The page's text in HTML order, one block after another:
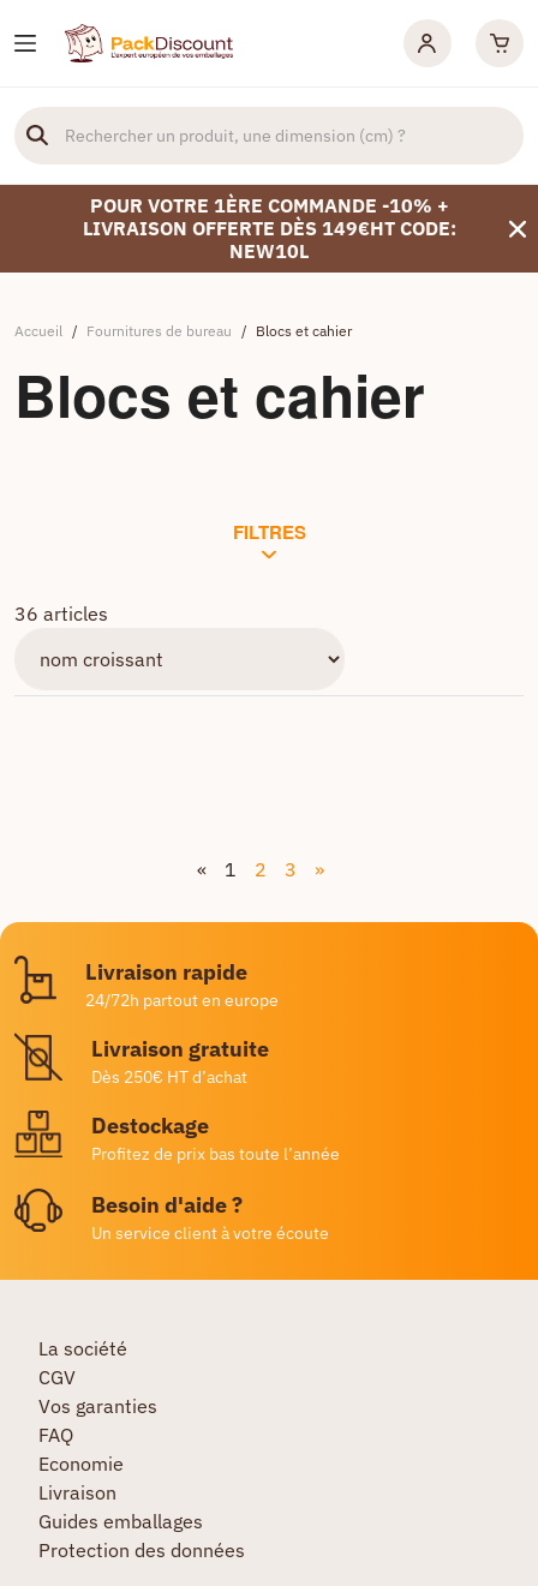
POUR VOTRE 1ÈRE COMMANDE -10% +
LIVRAISON OFFERTE DÈS 149€HT CODE:
NEW10L
Accueil / Fournitures de bureau / Blocs et cahier
Blocs et cahier
FILTRES
36 articles
« 1 2 3 »
Livraison rapide
24/72h partout en europe
Livraison gratuite
Dès 250€ HT d’achat
Destockage
Profitez de prix bas toute l’année
Besoin d'aide ?
Un service client à votre écoute
La société
CGV
Vos garanties
FAQ
Economie
Livraison
Guides emballages
Protection des données